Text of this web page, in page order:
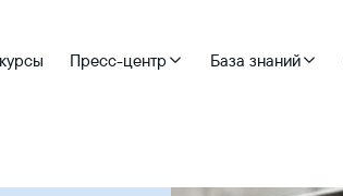
Пресс-центр База знаний